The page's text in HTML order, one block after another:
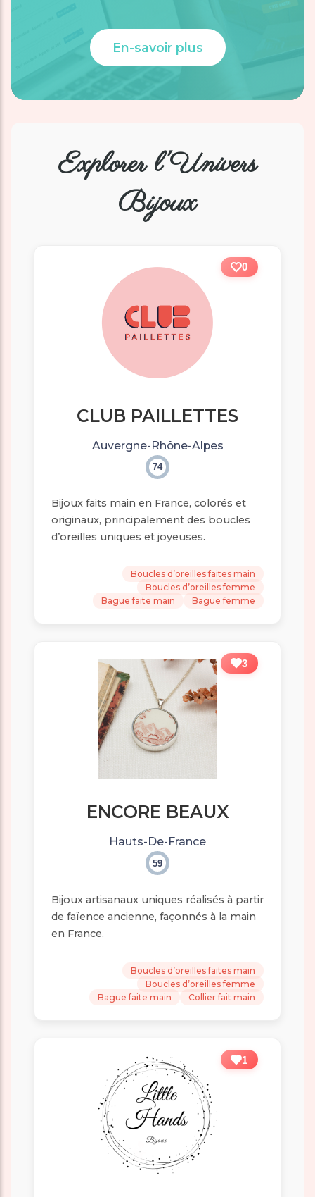
En-savoir plus
Explorer l'Univers
Bijoux
0
CLUB PAILLETTES
Auvergne-Rhône-Alpes
74
Bijoux faits main en France, colorés et
originaux, principalement des boucles
d’oreilles uniques et joyeuses.
Boucles d’oreilles faites main
Boucles d’oreilles femme
Bague faite main
Bague femme
3
ENCORE BEAUX
Hauts-De-France
59
Bijoux artisanaux uniques réalisés à partir
de faïence ancienne, façonnés à la main
en France.
Boucles d’oreilles faites main
Boucles d’oreilles femme
Bague faite main
Collier fait main
1